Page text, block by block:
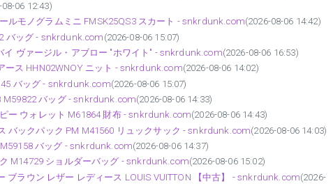
08-06 12:43)
ルモノグラムミニ FMSK25QS3 スカート - snkrdunk.com(2026-08-06 14:42)
バッグ - snkrdunk.com (2026-08-06 15:07)
イ ヴァージル・アブロー "ホワイト" - snkrdunk.com(2026-08-06 16:53)
ース HHN02WNOY ニット - snkrdunk.com(2026-08-06 14:02)
バッグ - snkrdunk.com(2026-08-06 15:07)
M59822 バッグ - snkrdunk.com(2026-08-06 14:33)
ー ウォレット M61864 財布 - snkrdunk.com(2026-08-06 14:43)
バックパック PM M41560 リュックサック - snkrdunk.com(2026-08-06 14:03)
バッグ - snkrdunk.com(2026-08-06 14:37)
M14729 ショルダーバッグ - snkrdunk.com(2026-08-06 15:02)
ブラウン レザー レディース LOUIS VUITTON 【中古】 - snkrdunk.com(2026-